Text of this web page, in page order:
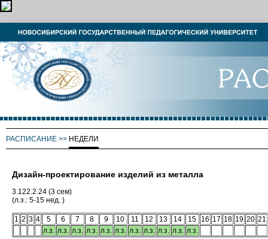
РАСПИСАНИЕ >> НЕДЕЛИ
Дизайн-проектирование изделий из металла
3.122.2.24 (3 сем)
(л.з.: 5-15 нед. )
1 2 3 4 5 6 7 8 9 10 11 12 13 14 15 16 17 18 19 20 21
л.з. л.з. л.з. л.з. л.з. л.з. л.з. л.з. л.з. л.з. л.з.